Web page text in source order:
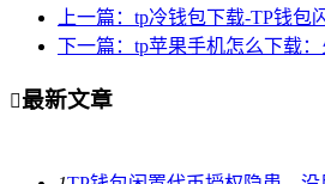
上一篇：tp冷钱包下载-TP钱
下一篇：tp苹果手机怎么下载
最新文章